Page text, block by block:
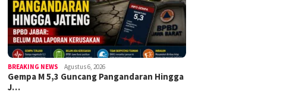
BREAKING NEWS Agustus 6, 2026
Gempa M 5,3 Guncang Pangandaran Hingga
J…